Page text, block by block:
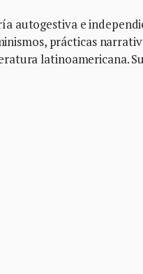
autogestiva e
prácticas
latinoamericana. Su